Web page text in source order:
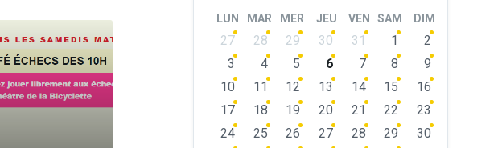
LUN MAR MER JEU VEN SAM DIM
Skip
calendar
days
27 28 29 30 31 1
2
3
4 5 6 7 8
9
10
11 12 13 14 15
16
17
18 19 20 21 22
23
24
25 26 27 28 29
30